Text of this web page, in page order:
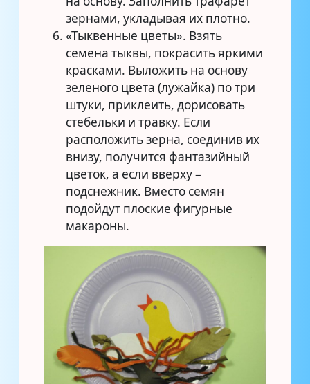
зернами, укладывая их плотно.
«Тыквенные цветы». Взять
семена тыквы, покрасить яркими
красками. Выложить на основу
зеленого цвета (лужайка) по три
штуки, приклеить, дорисовать
стебельки и травку. Если
расположить зерна, соединив их
внизу, получится фантазийный
цветок, а если вверху –
подснежник. Вместо семян
подойдут плоские фигурные
макароны.